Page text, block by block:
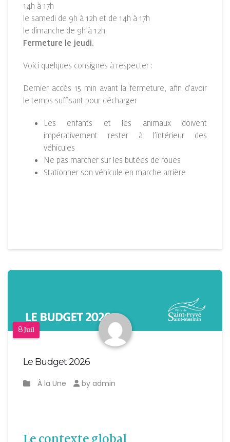
14h à 17h
le samedi de 9h à 12h et de 14h à 17h
le dimanche de 9h à 12h.
Fermeture le jeudi.
Voici quelques consignes à respecter :
Dernier accès 15 min avant la fermeture, afin d’avoir
le temps suffisant pour décharger
Les enfants et les animaux doivent
impérativement rester à l’intérieur des
véhicules
Ne pas marcher sur les butées de roues
Stationner son véhicule en marche arrière
8Juil
Le Budget 2026
À la Une by admin
Le contexte global